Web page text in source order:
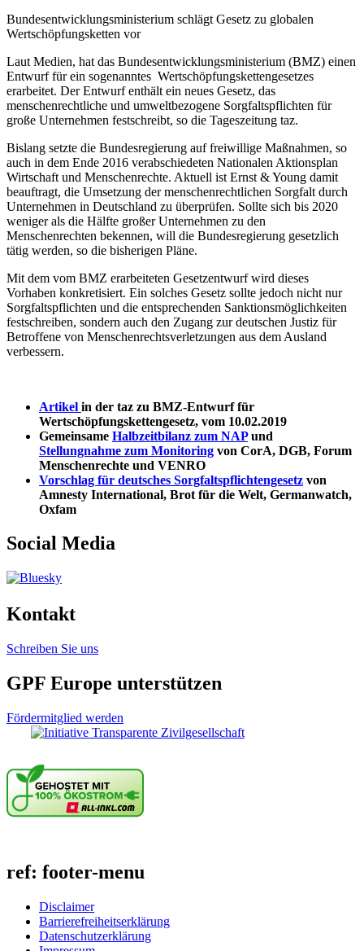
Bundesentwicklungsministerium schlägt Gesetz zu globalen
Wertschöpfungsketten vor
Laut Medien, hat das Bundesentwicklungsministerium (BMZ) einen
Entwurf für ein sogenanntes Wertschöpfungskettengesetzes
erarbeitet. Der Entwurf enthält ein neues Gesetz, das
menschenrechtliche und umweltbezogene Sorgfaltspflichten für
große Unternehmen festschreibt, so die Tageszeitung taz.
Bislang setzte die Bundesregierung auf freiwillige Maßnahmen, so
auch in dem Ende 2016 verabschiedeten Nationalen Aktionsplan
Wirtschaft und Menschenrechte. Aktuell ist Ernst & Young damit
beauftragt, die Umsetzung der menschenrechtlichen Sorgfalt durch
Unternehmen in Deutschland zu überprüfen. Sollte sich bis 2020
weniger als die Hälfte großer Unternehmen zu den
Menschenrechten bekennen, will die Bundesregierung gesetzlich
tätig werden, so die bisherigen Pläne.
Mit dem vom BMZ erarbeiteten Gesetzentwurf wird dieses
Vorhaben konkretisiert. Ein solches Gesetz sollte jedoch nicht nur
Sorgfaltspflichten und die entsprechenden Sanktionsmöglichkeiten
festschreiben, sondern auch den Zugang zur deutschen Justiz für
Betroffene von Menschenrechtsverletzungen aus dem Ausland
verbessern.
Artikel in der taz zu BMZ-Entwurf für
Wertschöpfungskettengesetz, vom 10.02.2019
Gemeinsame Halbzeitbilanz zum NAPund
Stellungnahme zum Monitoring von CorA, DGB, Forum
Menschenrechte und VENRO
Vorschlag für deutsches Sorgfaltspflichtengesetz von
Amnesty International, Brot für die Welt, Germanwatch,
Oxfam
Social Media
Kontakt
Schreiben Sie uns
GPF Europe unterstützen
Fördermitglied werden
ref: footer-menu
Disclaimer
Barrierefreiheitserklärung
Datenschutzerklärung